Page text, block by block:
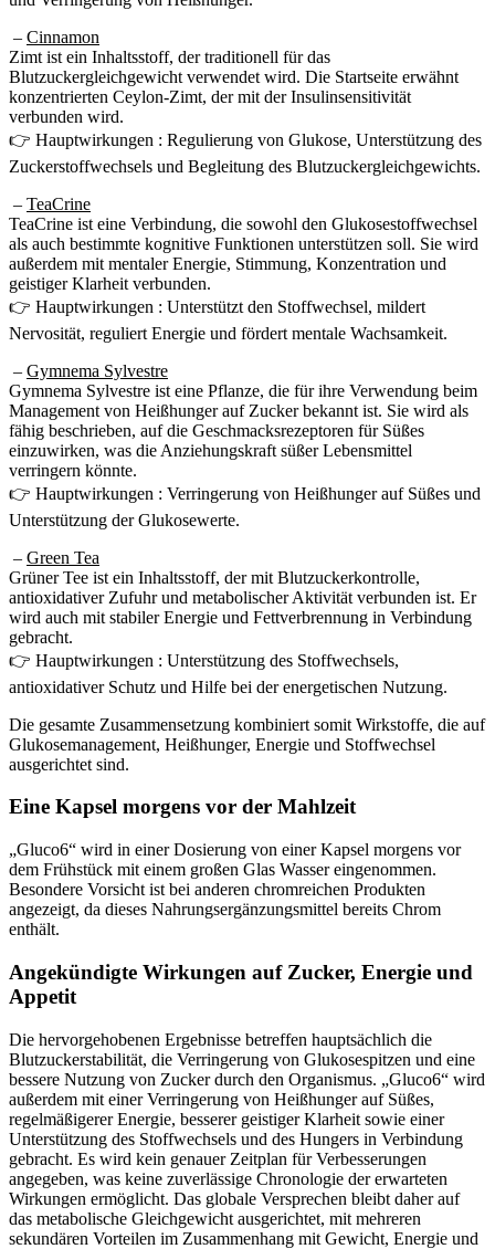
Zimt ist ein Inhaltsstoff, der traditionell für das
Blutzuckergleichgewicht verwendet wird. Die Startseite erwähnt
konzentrierten Ceylon-Zimt, der mit der Insulinsensitivität
verbunden wird.
👉 Hauptwirkungen : Regulierung von Glukose, Unterstützung des
Zuckerstoffwechsels und Begleitung des Blutzuckergleichgewichts.
TeaCrine ist eine Verbindung, die sowohl den Glukosestoffwechsel
als auch bestimmte kognitive Funktionen unterstützen soll. Sie wird
außerdem mit mentaler Energie, Stimmung, Konzentration und
geistiger Klarheit verbunden.
👉 Hauptwirkungen : Unterstützt den Stoffwechsel, mildert
Nervosität, reguliert Energie und fördert mentale Wachsamkeit.
Gymnema Sylvestre ist eine Pflanze, die für ihre Verwendung beim
Management von Heißhunger auf Zucker bekannt ist. Sie wird als
fähig beschrieben, auf die Geschmacksrezeptoren für Süßes
einzuwirken, was die Anziehungskraft süßer Lebensmittel
verringern könnte.
👉 Hauptwirkungen : Verringerung von Heißhunger auf Süßes und
Unterstützung der Glukosewerte.
Grüner Tee ist ein Inhaltsstoff, der mit Blutzuckerkontrolle,
antioxidativer Zufuhr und metabolischer Aktivität verbunden ist. Er
wird auch mit stabiler Energie und Fettverbrennung in Verbindung
gebracht.
👉 Hauptwirkungen : Unterstützung des Stoffwechsels,
antioxidativer Schutz und Hilfe bei der energetischen Nutzung.
Glukosemanagement, Heißhunger, Energie und Stoffwechsel
ausgerichtet sind.
dem Frühstück mit einem großen Glas Wasser eingenommen.
Besondere Vorsicht ist bei anderen chromreichen Produkten
angezeigt, da dieses Nahrungsergänzungsmittel bereits Chrom
enthält.
Appetit
Blutzuckerstabilität, die Verringerung von Glukosespitzen und eine
bessere Nutzung von Zucker durch den Organismus. „Gluco6“ wird
außerdem mit einer Verringerung von Heißhunger auf Süßes,
regelmäßigerer Energie, besserer geistiger Klarheit sowie einer
Unterstützung des Stoffwechsels und des Hungers in Verbindung
gebracht. Es wird kein genauer Zeitplan für Verbesserungen
angegeben, was keine zuverlässige Chronologie der erwarteten
Wirkungen ermöglicht. Das globale Versprechen bleibt daher auf
das metabolische Gleichgewicht ausgerichtet, mit mehreren
sekundären Vorteilen im Zusammenhang mit Gewicht, Energie und
Ernährungskontrolle.